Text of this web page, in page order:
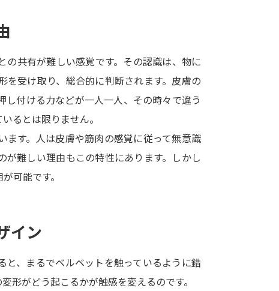
大学で学べる内容や特徴を調べ
新増設大学・学部・学科特集
データサイエンス特集
新学年スタート号特集ペー
新学年スタート号特集ページ（高2生用）
SELFBRAND特集ページ
実施プログ
共有が難しい感覚です。その認識は、物に
受け取り、総合的に判断されます。皮膚の
付ける力などが一人一人、その時々で違う
るとは限りません。
す。人は皮膚や筋肉の感覚に従って無意識
難しい理由もこの特性にあります。しかし
可能です。
イン
、まるでベルベットを触っているように錯
形がどう起こるかが触感を変えるのです。